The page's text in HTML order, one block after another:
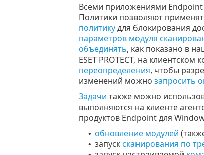
Всеми приложениями Endpoint
Политики позволяют
политикудля блокирования
параметров модуля
объединять, как показано в
ESET PROTECT, на
переопределения, чтобы
изменений можно запросить
Задачи также можно
выполняются на клиенте
продуктов Endpoint для
• обновление модулей
• запусксканирования по